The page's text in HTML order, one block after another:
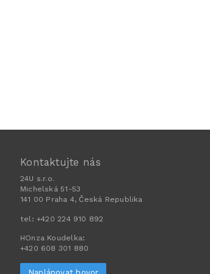
Kontaktujte nás
24U s.r.o.
Michelská 51-53
141 00 Praha 4, Česká Republika
tel:+420 224 910 892
HOnza Koudelka:
+420 608 301 880